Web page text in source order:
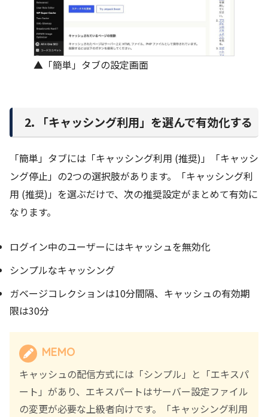
▲「簡単」タブの設定画面
2. 「キャッシング利用」を選んで有効化する
「簡単」タブには「キャッシング利用 (推奨)」「キャッシ
ング停止」の2つの選択肢があります。「キャッシング利
用 (推奨)」を選ぶだけで、次の推奨設定がまとめて有効に
なります。
ログイン中のユーザーにはキャッシュを無効化
シンプルなキャッシング
ガベージコレクションは10分間隔、キャッシュの有効期
限は30分
MEMO
キャッシュの配信方式には「シンプル」と「エキスパ
ート」があり、エキスパートはサーバー設定ファイル
の変更が必要な上級者向けです。「キャッシング利用